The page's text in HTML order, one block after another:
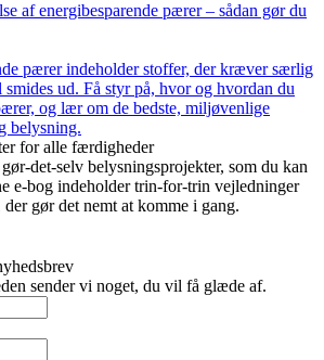
af energibesparende pærer – sådan gør du
pærer indeholder stoffer, der kræver særlig
smides ud. Få styr på, hvor og hvordan du
og lær om de bedste, miljøvenlige
belysning.
for alle færdigheder
det-selv belysningsprojekter, som du kan
e-bog indeholder trin-for-trin vejledninger
gør det nemt at komme i gang.
sender vi noget, du vil få glæde af.